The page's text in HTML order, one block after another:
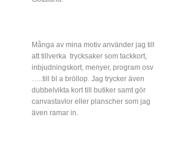
Många av mina motiv använder jag till
att tillverka trycksaker som tackkort,
inbjudningskort, menyer, program osv
…..till bl a bröllop. Jag trycker även
dubbelvikta kort till butiker samt gör
canvastavlor eller planscher som jag
även ramar in.